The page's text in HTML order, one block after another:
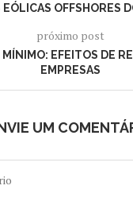
EÓLICAS OFFSHORES
próximo post
EFEITOS DE
EMPRESAS
UM